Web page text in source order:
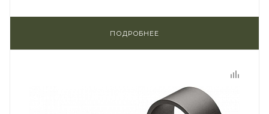
ПОДРОБНЕЕ